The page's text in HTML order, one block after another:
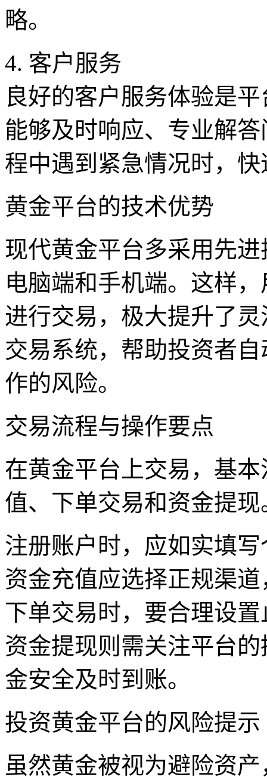
略。
4. 客户服务
良好的客户服务体验是
能够及时响应、专业解
程中遇到紧急情况时，
黄金平台的技术优势
现代黄金平台多采用先
电脑端和手机端。这样
进行交易，极大提升了
交易系统，帮助投资者
作的风险。
交易流程与操作要点
在黄金平台上交易，基
值、下单交易和资金提
注册账户时，应如实填
资金充值应选择正规渠
下单交易时，要合理设
资金提现则需关注平台
金安全及时到账。
投资黄金平台的风险提示
虽然黄金被视为避险资